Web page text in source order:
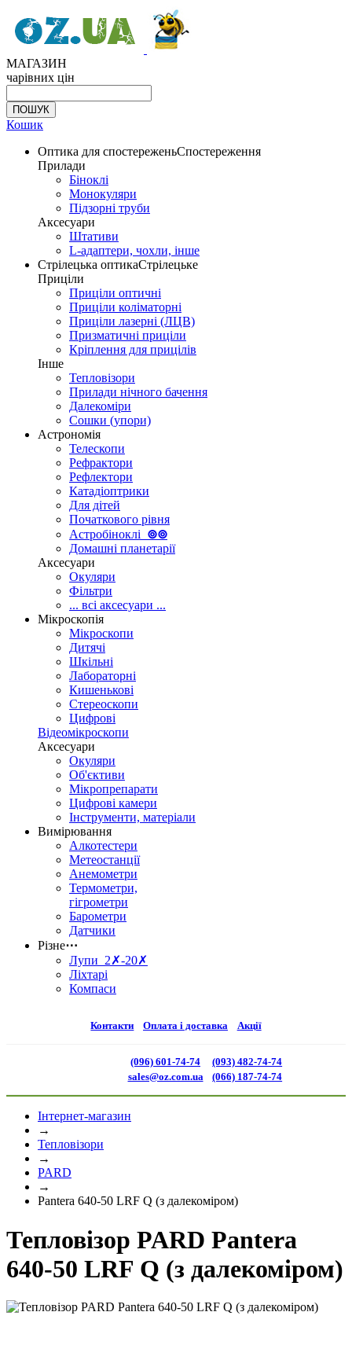
МАГАЗИН
чарівних цін
Кошик
Оптика для спостереженьСпостереження
Прилади
Біноклі
Монокуляри
Підзорні труби
Аксесуари
Штативи
L-адаптери, чохли, інше
Стрілецька оптикаСтрілецьке
Приціли
Приціли оптичні
Приціли коліматорні
Приціли лазерні (ЛЦВ)
Призматичні приціли
Кріплення для прицілів
Інше
Тепловізори
Прилади нічного бачення
Далекоміри
Сошки (упори)
Астрономія
Телескопи
Рефрактори
Рефлектори
Катадіоптрики
Для дітей
Початкового рівня
Астробіноклі ⊚⊚
Домашні планетарії
Аксесуари
Окуляри
Фільтри
... всі аксесуари ...
Мікроскопія
Мікроскопи
Дитячі
Шкільні
Лабораторні
Кишенькові
Стереоскопи
Цифрові
Відеомікроскопи
Аксесуари
Окуляри
Об'єктиви
Мікропрепарати
Цифрові камери
Інструменти, матеріали
Вимірювання
Алкотестери
Метеостанції
Анемометри
Термометри,
гігрометри
Барометри
Датчики
Різне⋯
Лупи 2✗-20✗
Ліхтарі
Компаси
Контакти Оплата і доставка Акції
(096) 601-74-74
sales@oz.com.ua
(093) 482-74-74
(066) 187-74-74
Інтернет-магазин
→
Тепловізори
→
PARD
→
Pantera 640-50 LRF Q (з далекоміром)
Тепловізор PARD Pantera
640-50 LRF Q (з далекоміром)